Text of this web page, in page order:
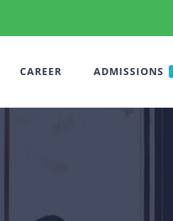
CAREER ADMISSIONS